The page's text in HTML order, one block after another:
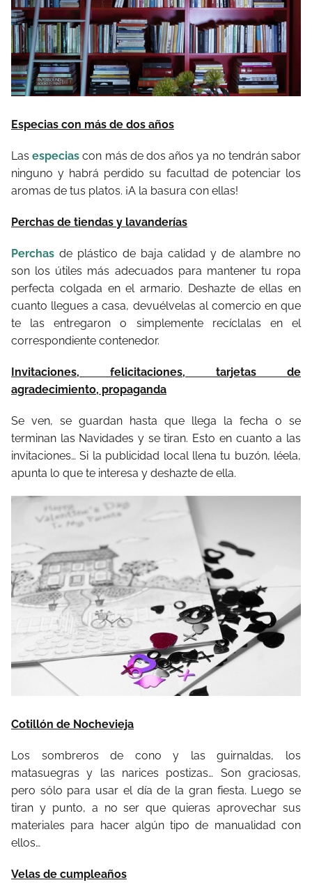
Especias con más de dos años
Lasespecias con más de dos años ya no tendrán sabor
ninguno y habrá perdido su facultad de potenciar los
aromas de tus platos. ¡A la basura con ellas!
Perchas de tiendas y lavanderías
Perchas de plástico de baja calidad y de alambre no
son los útiles más adecuados para mantener tu ropa
perfecta colgada en el armario. Deshazte de ellas en
cuanto llegues a casa, devuélvelas al comercio en que
te las entregaron o simplemente recíclalas en el
correspondiente contenedor.
Invitaciones, felicitaciones, tarjetas de
agradecimiento, propaganda
Se ven, se guardan hasta que llega la fecha o se
terminan las Navidades y se tiran. Esto en cuanto a las
invitaciones… Si la publicidad local llena tu buzón, léela,
apunta lo que te interesa y deshazte de ella.
Cotillón de Nochevieja
Los sombreros de cono y las guirnaldas, los
matasuegras y las narices postizas… Son graciosas,
pero sólo para usar el día de la gran fiesta. Luego se
tiran y punto, a no ser que quieras aprovechar sus
materiales para hacer algún tipo de manualidad con
ellos…
Velas de cumpleaños